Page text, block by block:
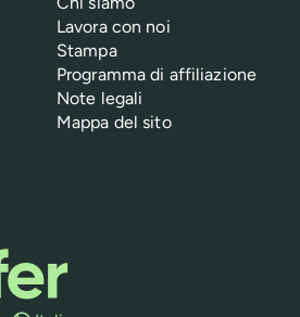
Lavora con noi
Stampa
Programma di affiliazione
Note legali
Mappa del sito